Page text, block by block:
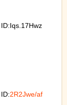
2R2Jwe/af